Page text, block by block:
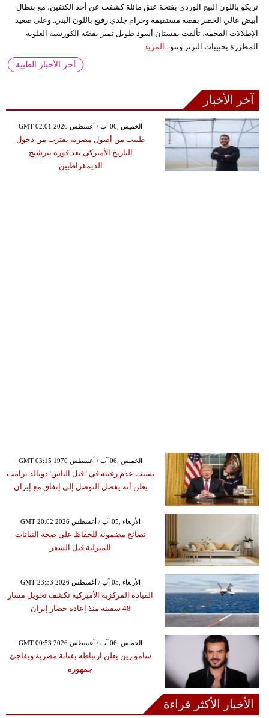
تريكو باللون البيج الوردي بفتحة عنق مائلة كشفت عن أحد الكتفين، مع بنطال
أبيض عالي الخصر بقصة مستقيمة وحزام جلدي رفيع باللون البني. وعلى صعيد
الإطلالات الفخمة، تألقت بفستان أسود طويل تميز بقصّة الكورسيه العلوية
المطرزة بحبيبات الترتر وتنو... المزيد
آخر الأخبار الطبية
آخر الأخبار
GMT 02:01 2026 الخميس ,06 آب / أغسطس
طبيب من أصول مصرية يقترب من دخول
التاريخ الأميركي بعد فوزه بترشيح
الديمقراطيين
GMT 03:15 1970 الخميس ,06 آب / أغسطس
بسبب عدم رغبته في "قتل الناس"دونالد ترامب
يعلن أنه يفضَل التوصَل إلى إتفاق مع إيران
GMT 20:02 2026 الأربعاء ,05 آب / أغسطس
نصائح مضمونة للحفاظ على صحة النباتات
المنزلية قبل السفر
GMT 23:53 2026 الأربعاء ,05 آب / أغسطس
القيادة المركزية الأميركية تكشف تحويل مسار
48 سفينة منذ إعادة حصار إيران
GMT 00:53 2026 الخميس ,06 آب / أغسطس
سامو زين يعلن ارتباطه بفنانة مصرية ويفاجئ
جمهوره
الأخبار الأكثر قراءة